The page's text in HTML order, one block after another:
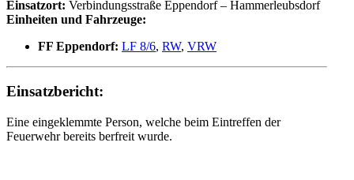
Einsatzort: Verbindungsstraße Eppendorf – Hammerleubsdorf
Einheiten und Fahrzeuge:
FF Eppendorf: LF 8/6, RW, VRW
Einsatzbericht:
Eine eingeklemmte Person, welche beim Eintreffen der
Feuerwehr bereits berfreit wurde.